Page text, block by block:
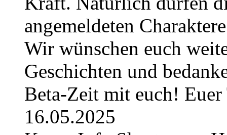
angemeldeten
Wir wünschen euch
Geschichten und
Beta-Zeit mit euch! Euer
16.05.2025